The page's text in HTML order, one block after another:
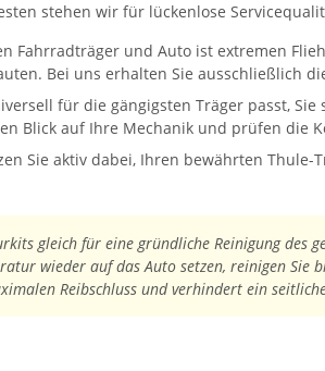
stehen wir für lückenlose
Fahrradträger und Auto ist extremen
Bei uns erhalten Sie ausschließlich
für die gängigsten Träger passt,
Blick auf Ihre Mechanik und prüfen die
Sie aktiv dabei, Ihren bewährten
gleich für eine gründliche Reinigung des
wieder auf das Auto setzen, reinigen
Reibschluss und verhindert ein